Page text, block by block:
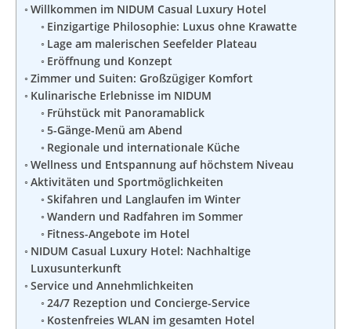
Willkommen im NIDUM Casual Luxury Hotel
Einzigartige Philosophie: Luxus ohne Krawatte
Lage am malerischen Seefelder Plateau
Eröffnung und Konzept
Zimmer und Suiten: Großzügiger Komfort
Kulinarische Erlebnisse im NIDUM
Frühstück mit Panoramablick
5-Gänge-Menü am Abend
Regionale und internationale Küche
Wellness und Entspannung auf höchstem Niveau
Aktivitäten und Sportmöglichkeiten
Skifahren und Langlaufen im Winter
Wandern und Radfahren im Sommer
Fitness-Angebote im Hotel
NIDUM Casual Luxury Hotel: Nachhaltige
Luxusunterkunft
Service und Annehmlichkeiten
24/7 Rezeption und Concierge-Service
Kostenfreies WLAN im gesamten Hotel